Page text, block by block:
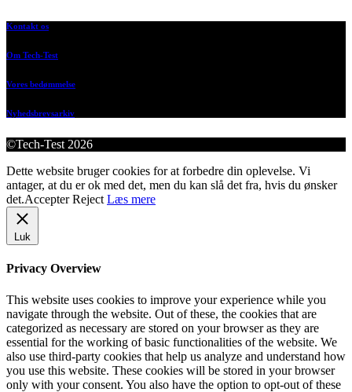
Kontakt os
Om Tech-Test
Vores bedømmelse
Nyhedsbrevsarkiv
©Tech-Test 2026
Dette website bruger cookies for at forbedre din oplevelse. Vi
antager, at du er ok med det, men du kan slå det fra, hvis du ønsker
det.Accepter Reject Læs mere
Luk
Privacy Overview
This website uses cookies to improve your experience while you
navigate through the website. Out of these, the cookies that are
categorized as necessary are stored on your browser as they are
essential for the working of basic functionalities of the website. We
also use third-party cookies that help us analyze and understand how
you use this website. These cookies will be stored in your browser
only with your consent. You also have the option to opt-out of these